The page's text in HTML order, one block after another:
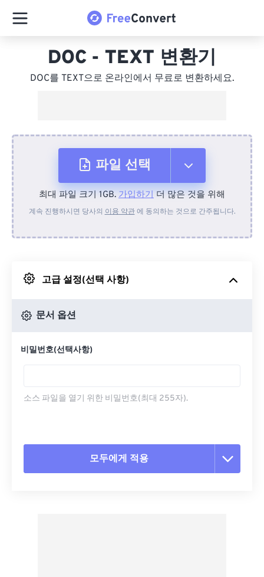
DOC - TEXT 변환기
DOC를 TEXT으로 온라인에서 무료로 변환하세요.
파일 선택
장치에서
Google 드라이브에서
최대 파일 크기 1GB. 가입하기 더 많은 것을 위해
계속 진행하시면 당사의 이용 약관에 동의하는 것으로 간주됩니다.
고급 설정(선택 사항)
문서 옵션
비밀번호(선택사항)
소스 파일을 열기 위한 비밀번호(최대 255자).
모두에게 적용